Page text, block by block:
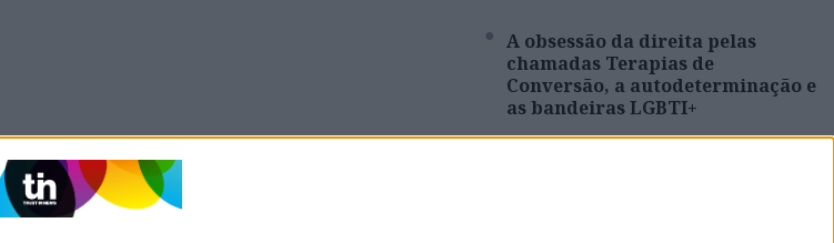
A obsessão da direita pelas
chamadas Terapias de
Conversão, a autodeterminação e
as bandeiras LGBTI+